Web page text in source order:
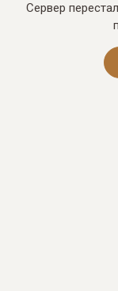
Сервер